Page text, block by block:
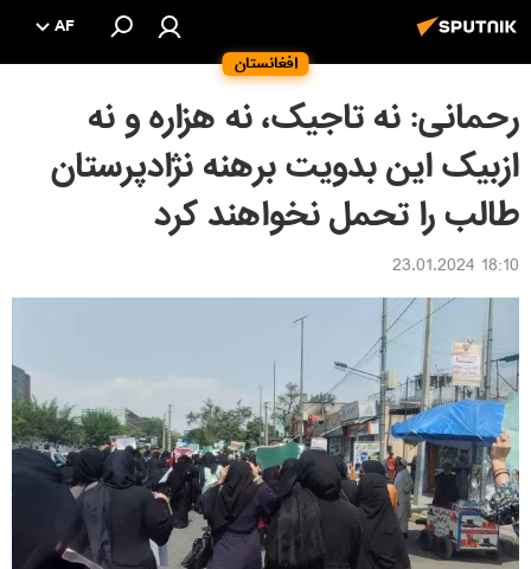
افغانستان
AF
رحمانی: نه تاجیک، نه هزاره و نه
ازبیک این بدویت برهنه نژادپرستان
طالب را تحمل نخواهند کرد
18:10 23.01.2024